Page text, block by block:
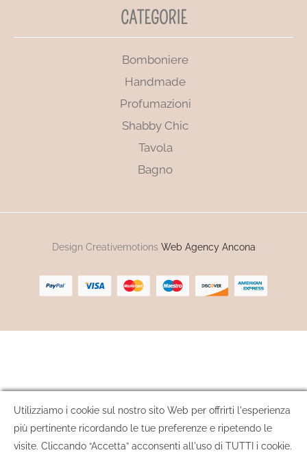
CATEGORIE
Bomboniere
Handmade
Profumazioni
Shabby Chic
Tavola
Bagno
Design Creativemotions Web Agency Ancona
Utilizziamo i cookie sul nostro sito Web per offrirti l'esperienza
più pertinente ricordando le tue preferenze e ripetendo le
visite. Cliccando “Accetta” acconsenti all'uso di TUTTI i cookie.